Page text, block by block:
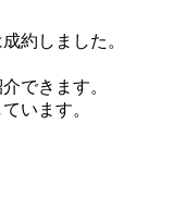
約しました。
できます。
います。